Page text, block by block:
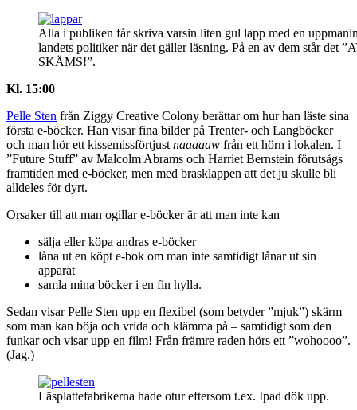
Alla i publiken får skriva varsin liten gul lapp med en
landets politiker när det gäller läsning. På en av dem står det
SKÄMS!”.
Kl. 15:00
Pelle Sten från Ziggy Creative Colony berättar om hur han läste sina
första e-böcker. Han visar fina bilder på Trenter- och Langböcker
och man hör ett kissemissförtjust naaaaaw från ett hörn i lokalen. I
”Future Stuff” av Malcolm Abrams och Harriet Bernstein förutsågs
framtiden med e-böcker, men med brasklappen att det ju skulle bli
alldeles för dyrt.
Orsaker till att man ogillar e-böcker är att man inte kan
sälja eller köpa andras e-böcker
låna ut en köpt e-bok om man inte samtidigt lånar ut sin
apparat
samla mina böcker i en fin hylla.
Sedan visar Pelle Sten upp en flexibel (som betyder ”mjuk”) skärm
som man kan böja och vrida och klämma på – samtidigt som den
funkar och visar upp en film! Från främre raden hörs ett ”wohoooo”.
(Jag.)
Läsplattefabrikerna hade otur eftersom t.ex. Ipad dök upp.